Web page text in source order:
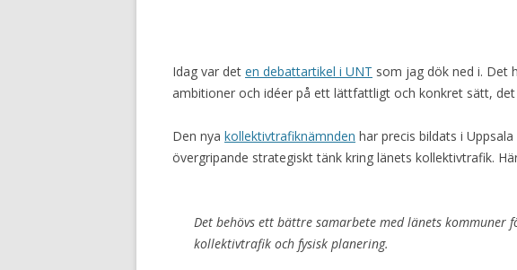
Idag var det en debattartikel i UNT som jag dök ned i. Det
ambitioner och idéer på ett lättfattligt och konkret sätt, det
Den nya kollektivtrafiknämnden har precis bildats i
övergripande strategiskt tänk kring länets kollektivtrafik.
Det behövs ett bättre samarbete med länets kommuner
kollektivtrafik och fysisk planering.